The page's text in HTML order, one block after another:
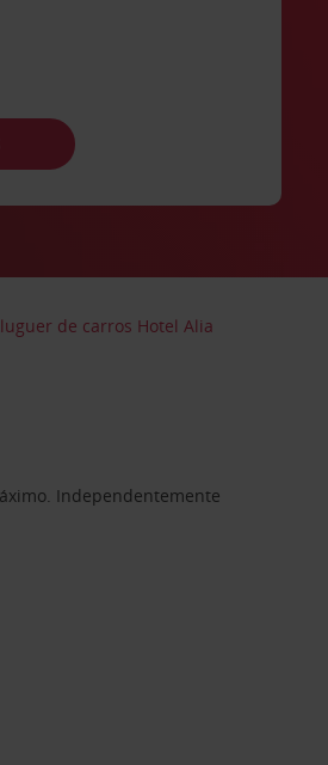
de carros Hotel Alia
Independentemente